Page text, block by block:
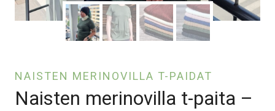
NAISTEN MERINOVILLA T-PAIDAT
Naisten merinovilla t-paita –